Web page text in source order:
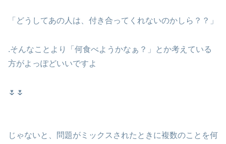
「どうしてあの人は、付き合ってくれないのかしら？？」
.そんなことより「何食べようかなぁ？」とか考えている
方がよっぽどいいですよ
🌷🌷
じゃないと、問題がミックスされたときに複数のことを何